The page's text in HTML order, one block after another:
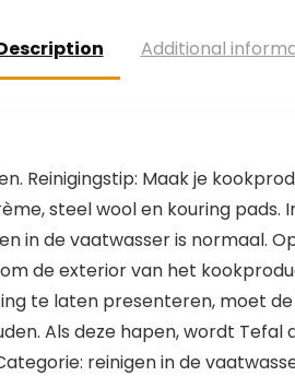
Beater…
Additional
Reinigingstip: Maak je
steel wool en kouring
in de vaatwasser is normaal.
de exterior van het
te laten presenteren, moet
Als deze hapen, wordt
reinigen in de